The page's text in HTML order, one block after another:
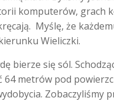
komputerów, grach
Myślę, że
Wieliczki.
bierze się sól.
metrów pod
Zobaczyliśmy